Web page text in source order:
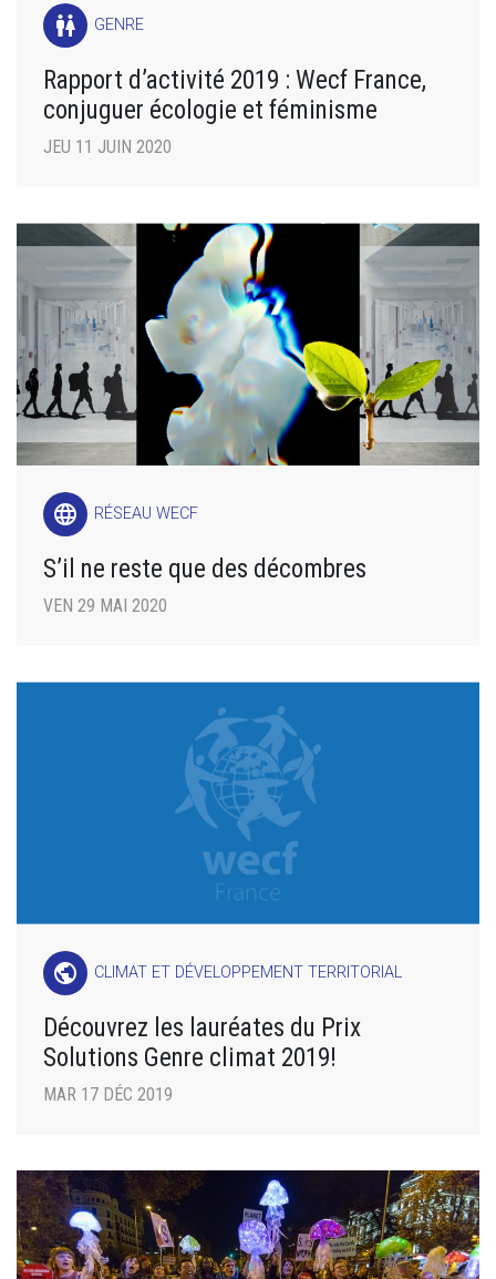
wc GENRE
Rapport d’activité 2019 : Wecf France,
conjuguer écologie et féminisme
JEU 11 JUIN 2020
language RÉSEAU WECF
S’il ne reste que des décombres
VEN 29 MAI 2020
public CLIMAT ET DÉVELOPPEMENT TERRITORIAL
Découvrez les lauréates du Prix
Solutions Genre climat 2019!
MAR 17 DÉC 2019